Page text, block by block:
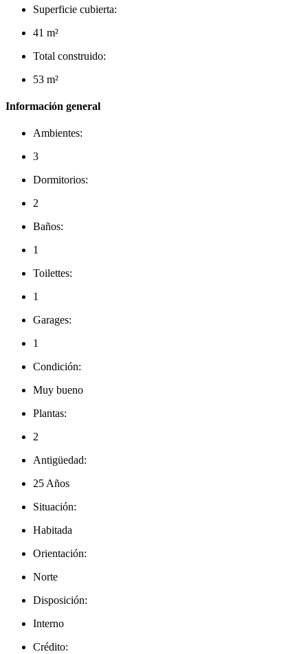
Superficie cubierta:
41 m²
Total construido:
53 m²
Información general
Ambientes:
3
Dormitorios:
2
Baños:
1
Toilettes:
1
Garages:
1
Condición:
Muy bueno
Plantas:
2
Antigüedad:
25 Años
Situación:
Habitada
Orientación:
Norte
Disposición:
Interno
Crédito: